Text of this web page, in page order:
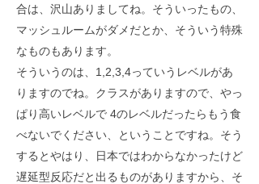
合は、沢山ありましてね。そういったもの、
マッシュルームがダメだとか、そういう特殊
なものもあります。
そういうのは、1,2,3,4っていうレベルがあ
りますのでね。クラスがありますので、やっ
ぱり高いレベルで 4のレベルだったらもう食
べないでください、ということですね。そう
するとやはり、日本ではわからなかったけど
遅延型反応だと出るものがありますから、そ